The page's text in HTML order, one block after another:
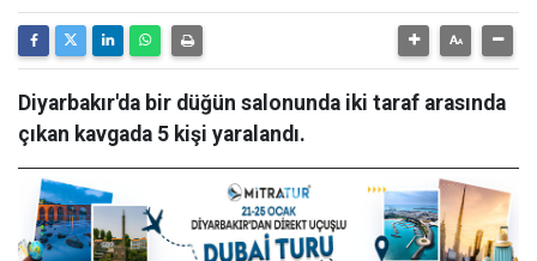
Diyarbakır'da bir düğün salonunda iki taraf arasında
çıkan kavgada 5 kişi yaralandı.